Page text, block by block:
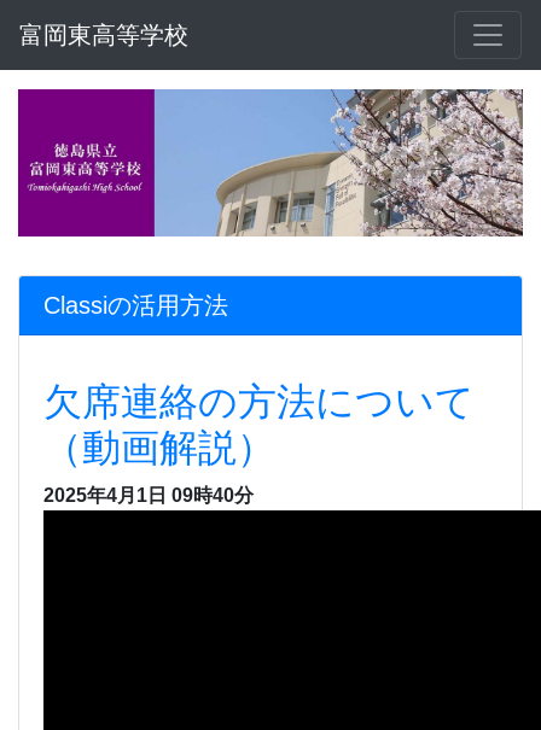
富岡東高等学校
Classiの活用方法
欠席連絡の方法について
（動画解説）
2025年4月1日 09時40分